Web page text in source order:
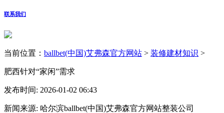
联系我们
当前位置： ballbet(中国)艾弗森官方网站 > 装修建材知识 >
肥西针对“家闲”需求
发布时间: 2026-01-02 06:43
新闻来源: 哈尔滨ballbet(中国)艾弗森官方网站整装公司